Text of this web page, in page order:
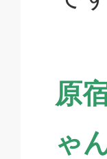
原
ゃ